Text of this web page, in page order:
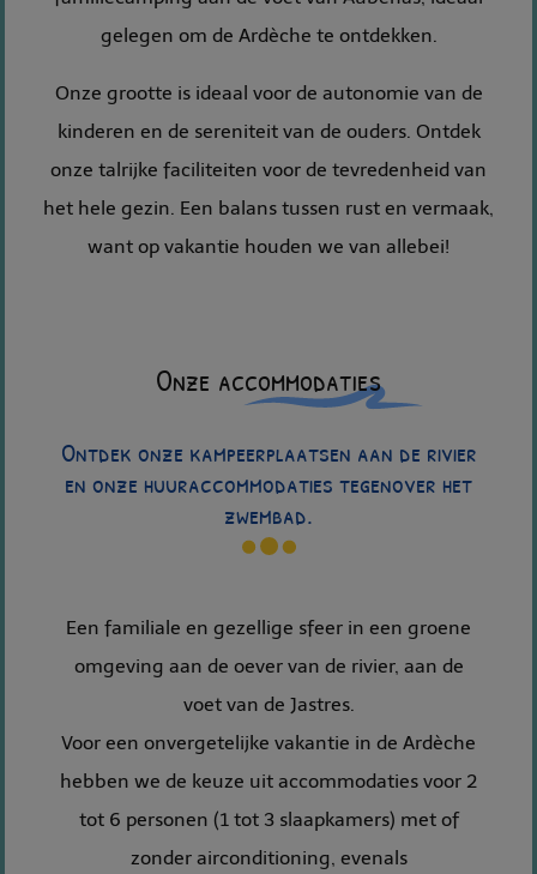
gelegen om de Ardèche te ontdekken.
Onze grootte is ideaal voor de autonomie van de
kinderen en de sereniteit van de ouders. Ontdek
onze talrijke faciliteiten voor de tevredenheid van
het hele gezin. Een balans tussen rust en vermaak,
want op vakantie houden we van allebei!
Onze accommodaties
Ontdek onze kampeerplaatsen aan de rivier
en onze huuraccommodaties tegenover het
zwembad.
Een familiale en gezellige sfeer in een groene
omgeving aan de oever van de rivier, aan de
voet van de Jastres.
Voor een onvergetelijke vakantie in de Ardèche
hebben we de keuze uit accommodaties voor 2
tot 6 personen (1 tot 3 slaapkamers) met of
zonder airconditioning, evenals